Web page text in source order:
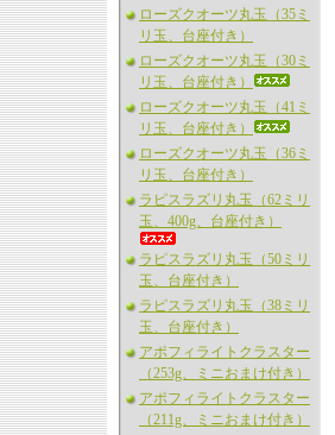
ローズクオーツ丸玉（35ミ
リ玉、台座付き）
ローズクオーツ丸玉（30ミ
リ玉、台座付き）
ローズクオーツ丸玉（41ミ
リ玉、台座付き）
ローズクオーツ丸玉（36ミ
リ玉、台座付き）
ラピスラズリ丸玉（62ミリ
玉、400g、台座付き）
ラピスラズリ丸玉（50ミリ
玉、台座付き）
ラピスラズリ丸玉（38ミリ
玉、台座付き）
アポフィライトクラスター
（253g、ミニおまけ付き）
アポフィライトクラスター
（211g、ミニおまけ付き）